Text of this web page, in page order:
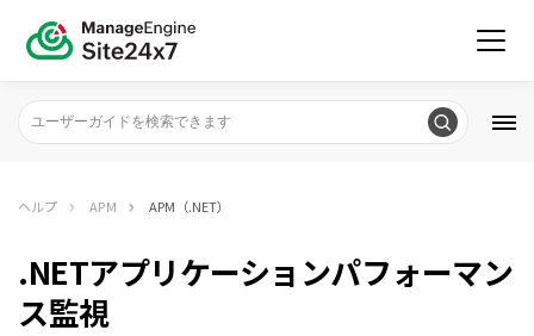
ヘルプ APM APM（.NET）
.NETアプリケーションパフォーマン
ス監視